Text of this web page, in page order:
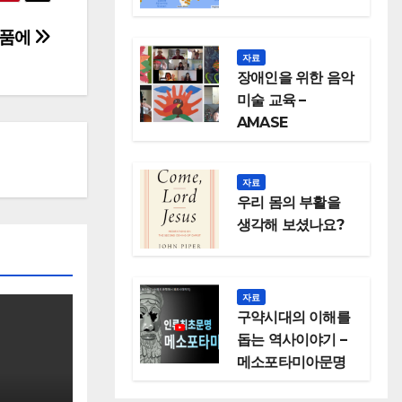
에
자료
장애인을 위한 음악
미술 교육 –
AMASE
자료
우리 몸의 부활을
생각해 보셨나요?
자료
구약시대의 이해를
돕는 역사이야기 –
메소포타미아문명